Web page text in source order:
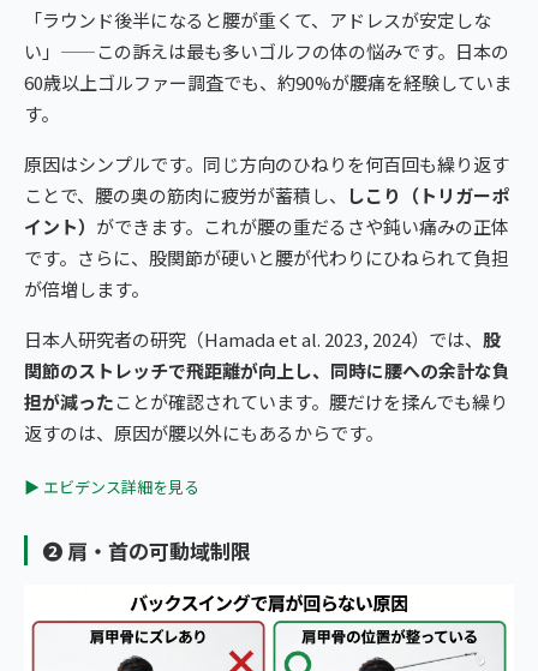
「ラウンド後半になると腰が重くて、アドレスが安定しな
い」——この訴えは最も多いゴルフの体の悩みです。日本の
60歳以上ゴルファー調査でも、約90%が腰痛を経験していま
す。
原因はシンプルです。同じ方向のひねりを何百回も繰り返す
ことで、腰の奥の筋肉に疲労が蓄積し、
しこり（トリガーポ
イント） ができます。これが腰の重だるさや鈍い痛みの正体
です。さらに、股関節が硬いと腰が代わりにひねられて負担
が倍増します。
日本人研究者の研究（Hamada et al. 2023, 2024）では、 股
関節のストレッチで飛距離が向上し、同時に腰への余計な負
担が減ったことが確認されています。腰だけを揉んでも繰り
返すのは、原因が腰以外にもあるからです。
▶ エビデンス詳細を見る
❷ 肩・首の可動域制限